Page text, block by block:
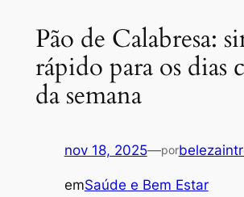
Pão de Calabresa:
rápido para os dias
da semana
nov 18, 2025—por
emSaúde e Bem Estar